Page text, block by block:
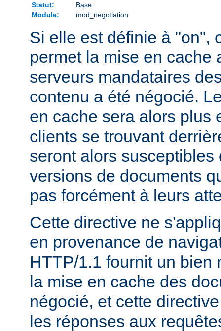
Statut:
Base
Module:
mod_negotiation
Si elle est définie à "on",
permet la mise en cache
serveurs mandataires
contenu a été négocié.
en cache sera alors plus
clients se trouvant
seront alors
versions de documents
pas forcément à leurs
Cette directive ne
en provenance de
HTTP/1.1 fournit un bien
la mise en cache des
négocié, et cette
les réponses aux